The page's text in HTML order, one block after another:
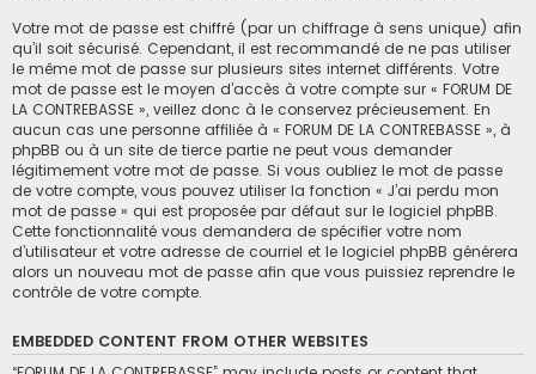
Votre mot de passe est chiffré (par un chiffrage à sens unique) afin
qu’il soit sécurisé. Cependant, il est recommandé de ne pas utiliser
le même mot de passe sur plusieurs sites internet différents. Votre
mot de passe est le moyen d’accès à votre compte sur « FORUM DE
LA CONTREBASSE », veillez donc à le conservez précieusement. En
aucun cas une personne affiliée à « FORUM DE LA CONTREBASSE », à
phpBB ou à un site de tierce partie ne peut vous demander
légitimement votre mot de passe. Si vous oubliez le mot de passe
de votre compte, vous pouvez utiliser la fonction « J’ai perdu mon
mot de passe » qui est proposée par défaut sur le logiciel phpBB.
Cette fonctionnalité vous demandera de spécifier votre nom
d’utilisateur et votre adresse de courriel et le logiciel phpBB générera
alors un nouveau mot de passe afin que vous puissiez reprendre le
contrôle de votre compte.
EMBEDDED CONTENT FROM OTHER WEBSITES